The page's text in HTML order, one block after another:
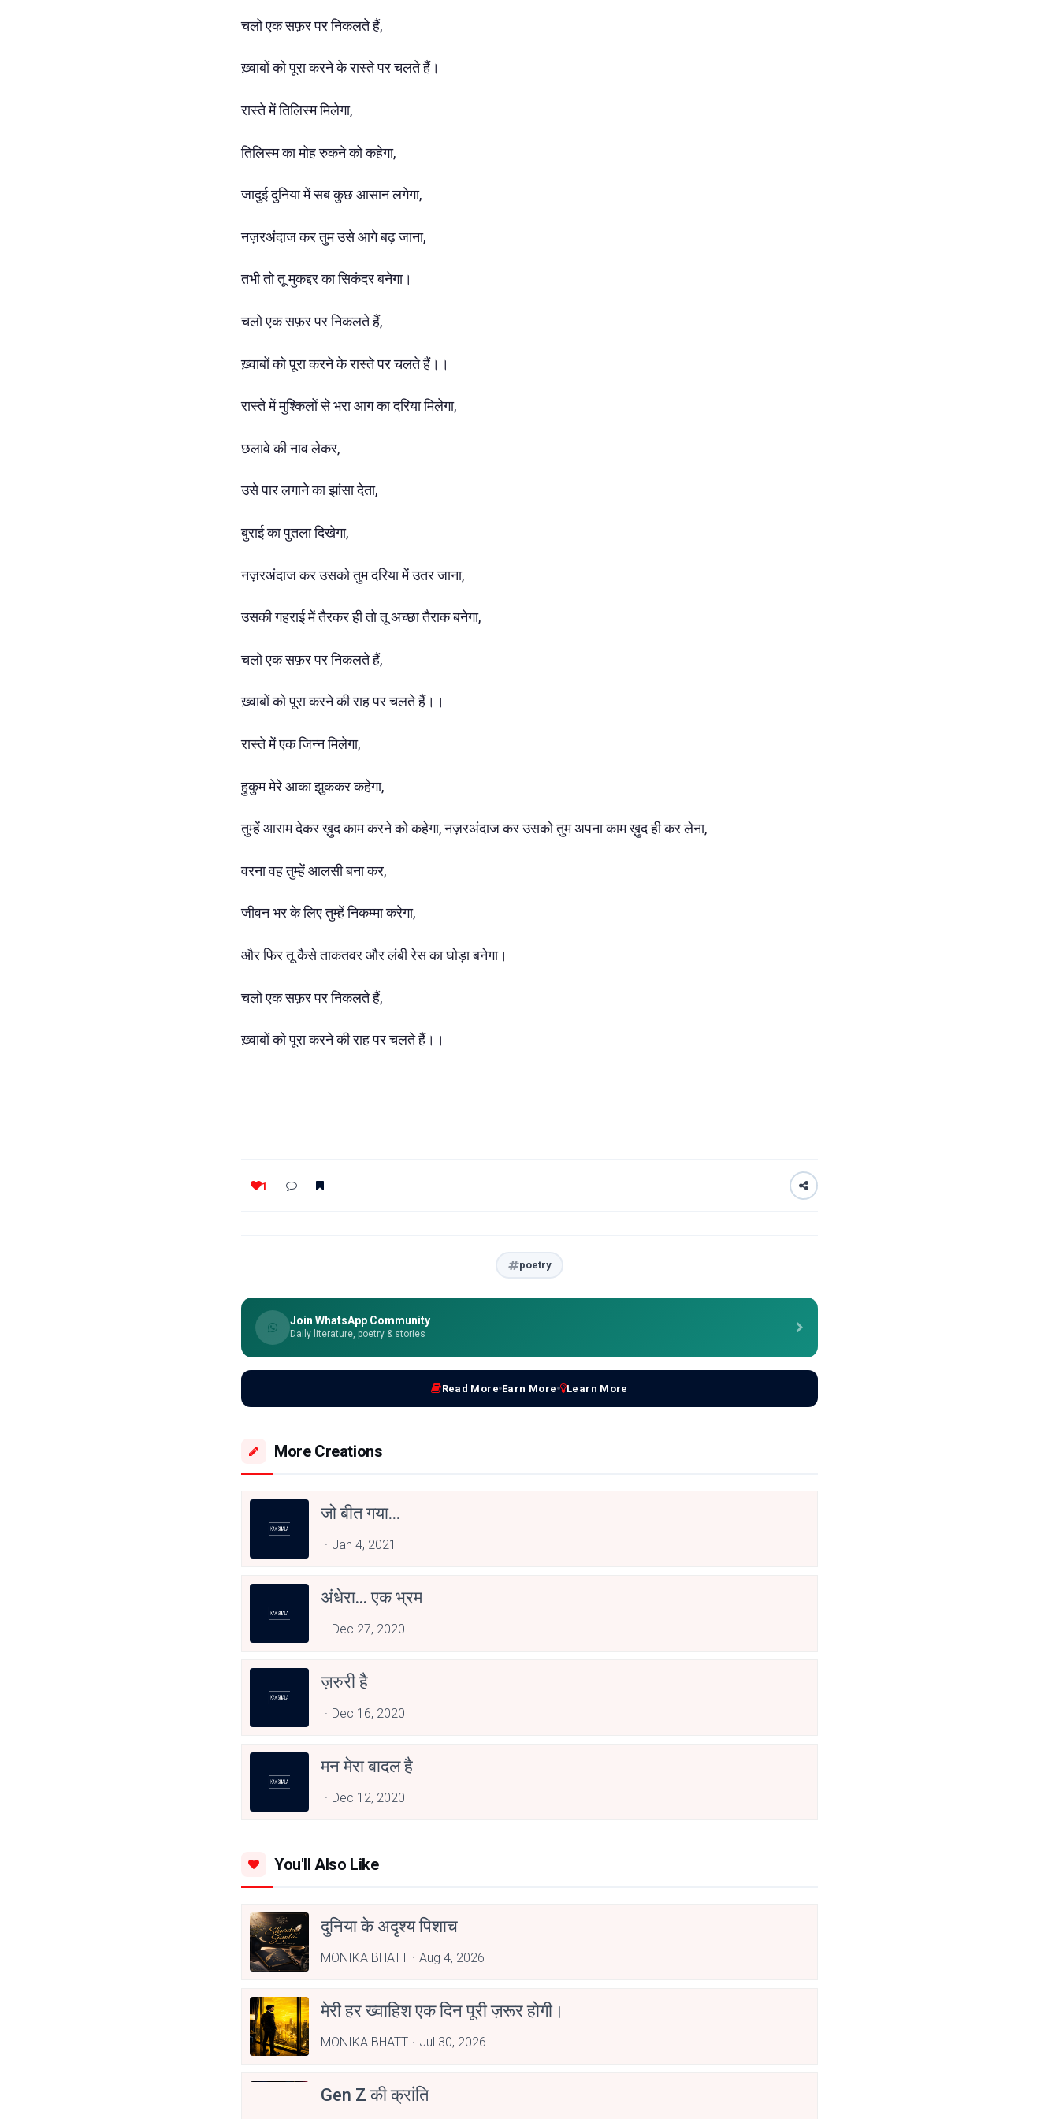
चलो एक सफ़र पर निकलते हैं,
ख़्वाबों को पूरा करने के रास्ते पर चलते हैं।
रास्ते में तिलिस्म मिलेगा,
तिलिस्म का मोह रुकने को कहेगा,
जादुई दुनिया में सब कुछ आसान लगेगा,
नज़रअंदाज कर तुम उसे आगे बढ़ जाना,
तभी तो तू मुकद्दर का सिकंदर बनेगा।
चलो एक सफ़र पर निकलते हैं,
ख़्वाबों को पूरा करने के रास्ते पर चलते हैं।।
रास्ते में मुश्किलों से भरा आग का दरिया मिलेगा,
छलावे की नाव लेकर,
उसे पार लगाने का झांसा देता,
बुराई का पुतला दिखेगा,
नज़रअंदाज कर उसको तुम दरिया में उतर जाना,
उसकी गहराई में तैरकर ही तो तू अच्छा तैराक बनेगा,
चलो एक सफ़र पर निकलते हैं,
ख़्वाबों को पूरा करने की राह पर चलते हैं।।
रास्ते में एक जिन्न मिलेगा,
हुकुम मेरे आका झुककर कहेगा,
तुम्हें आराम देकर ख़ुद काम करने को कहेगा, नज़रअंदाज कर उसको तुम अपना काम ख़ुद ही कर लेना,
वरना वह तुम्हें आलसी बना कर,
जीवन भर के लिए तुम्हें निकम्मा करेगा,
और फिर तू कैसे ताकतवर और लंबी रेस का घोड़ा बनेगा।
चलो एक सफ़र पर निकलते हैं,
ख़्वाबों को पूरा करने की राह पर चलते हैं।।
1
poetry
Join WhatsApp Community
Daily literature, poetry & stories
Read More Earn More Learn More
More Creations
जो बीत गया...
Jan 4, 2021
अंधेरा... एक भ्रम
Dec 27, 2020
ज़रुरी है
Dec 16, 2020
मन मेरा बादल है
Dec 12, 2020
You'll Also Like
दुनिया के अदृश्य पिशाच
MONIKA BHATT Aug 4, 2026
मेरी हर ख्वाहिश एक दिन पूरी ज़रूर होगी।
MONIKA BHATT Jul 30, 2026
Gen Z की क्रांति